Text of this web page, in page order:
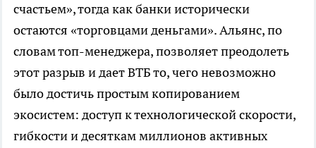
счастьем», тогда как банки исторически
остаются «торговцами деньгами». Альянс, по
словам топ-менеджера, позволяет преодолеть
этот разрыв и дает ВТБ то, чего невозможно
было достичь простым копированием
экосистем: доступ к технологической скорости,
гибкости и десяткам миллионов активных